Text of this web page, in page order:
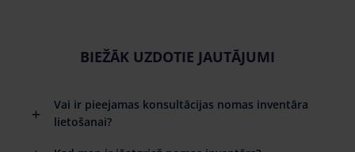
BIEŽĀK UZDOTIE JAUTĀJUMI
Vai ir pieejamas konsultācijas nomas inventāra
lietošanai?